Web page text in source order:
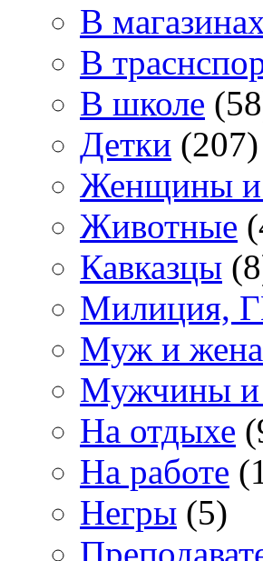
В
В
В школе
Детки (207)
Женщины
Животные
Кавказцы
Милиция,
Муж и жена
Мужчины
На отдыхе
На работе
Негры (5)